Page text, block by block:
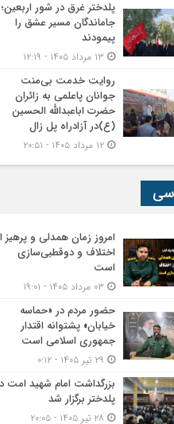
پلدختر غرق در شور اربعین؛
جاماندگان مسیر عشق را
پیمودند
روایت خدمت بی‌منت
جوانان پاعلمی به زائران
حضرت اباعبدالله الحسین
(ع)در آزادراه پل زال
امروز زمان همدلی و پرهیز
اختلاف و دوقطبی‌سازی
است
حضور مردم در «حماسه
خیابان» پشتوانه اقتدار
جمهوری اسلامی است
بزرگداشت امام شهید امت
پلدختر برگزار شد